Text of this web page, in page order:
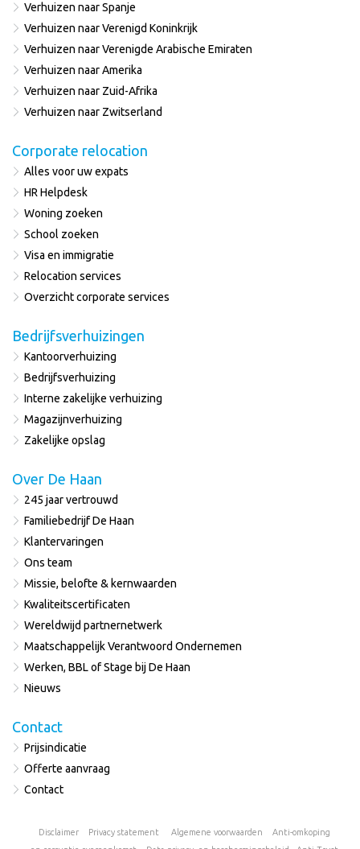
Verhuizen naar Spanje
Verhuizen naar Verenigd Koninkrijk
Verhuizen naar Verenigde Arabische Emiraten
Verhuizen naar Amerika
Verhuizen naar Zuid-Afrika
Verhuizen naar Zwitserland
Corporate relocation
Alles voor uw expats
HR Helpdesk
Woning zoeken
School zoeken
Visa en immigratie
Relocation services
Overzicht corporate services
Bedrijfsverhuizingen
Kantoorverhuizing
Bedrijfsverhuizing
Interne zakelijke verhuizing
Magazijnverhuizing
Zakelijke opslag
Over De Haan
245 jaar vertrouwd
Familiebedrijf De Haan
Klantervaringen
Ons team
Missie, belofte & kernwaarden
Kwaliteitscertificaten
Wereldwijd partnernetwerk
Maatschappelijk Verantwoord Ondernemen
Werken, BBL of Stage bij De Haan
Nieuws
Contact
Prijsindicatie
Offerte aanvraag
Contact
Disclaimer Privacy statement Algemene voorwaarden
Anti-omkoping